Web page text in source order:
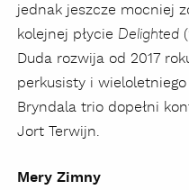
jednak jeszcze mocniej
kolejnej płycie Delighted
Duda rozwija od 2017
perkusisty i
Bryndala trio dopełni
Jort Terwijn.
Mery Zimny